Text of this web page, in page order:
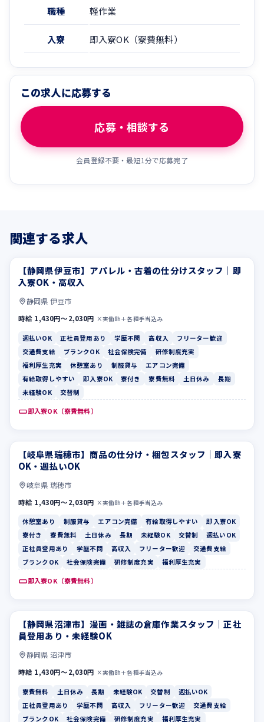
職種 軽作業
入寮 即入寮OK（寮費無料）
この求人に応募する
応募・相談する
会員登録不要・最短1分で応募完了
関連する求人
週払いOK 正社員登用あり
【静岡県伊豆市】アパレル・古着の仕分けスタッフ｜即
入寮OK・高収入
静岡県 伊豆市
時給 1,430円〜2,030円 ×実働8h＋各種手当込み
週払いOK 正社員登用あり 学歴不問 高収入
フリーター歓迎
交通費支給
ブランクOK 社会保険完備
研修制度充実
福利厚生充実
休憩室あり 制服貸与
エアコン完備
有給取得しやすい
即入寮OK 寮付き 寮費無料 土日休み
長期
未経験OK
交替制
即入寮OK（寮費無料）
休憩室あり 制服貸与
【岐阜県瑞穂市】商品の仕分け・梱包スタッフ｜即入寮
OK・週払いOK
岐阜県 瑞穂市
時給 1,430円〜2,030円 ×実働8h＋各種手当込み
休憩室あり 制服貸与 エアコン完備 有給取得しやすい
即入寮OK
寮付き
寮費無料 土日休み 長期 未経験OK 交替制
週払いOK
正社員登用あり
学歴不問 高収入 フリーター歓迎
交通費支給
ブランクOK
社会保険完備 研修制度充実 福利厚生充実
即入寮OK（寮費無料）
寮費無料 土日休み
【静岡県沼津市】漫画・雑誌の倉庫作業スタッフ｜正社
員登用あり・未経験OK
静岡県 沼津市
時給 1,430円〜2,030円 ×実働8h＋各種手当込み
寮費無料 土日休み 長期 未経験OK 交替制
週払いOK
正社員登用あり
学歴不問 高収入 フリーター歓迎
交通費支給
ブランクOK
社会保険完備 研修制度充実
福利厚生充実